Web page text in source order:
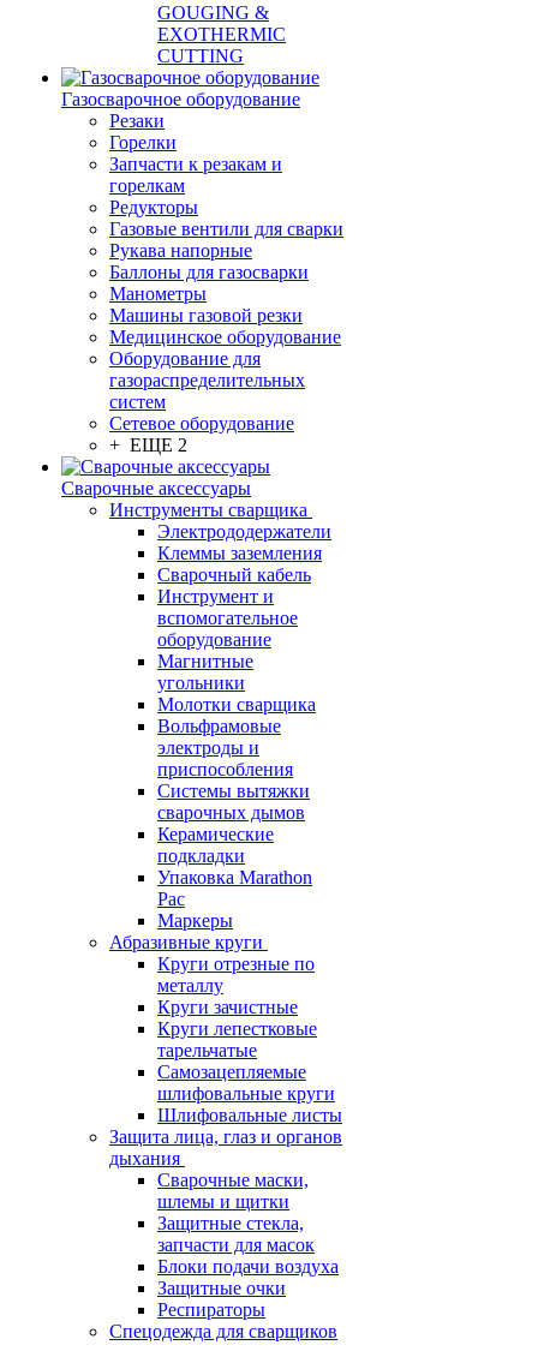
GOUGING &
EXOTHERMIC
CUTTING
Газосварочное оборудование
Резаки
Горелки
Запчасти к резакам и
горелкам
Редукторы
Газовые вентили для сварки
Рукава напорные
Баллоны для газосварки
Манометры
Машины газовой резки
Медицинское оборудование
Оборудование для
газораспределительных
систем
Сетевое оборудование
+ ЕЩЕ 2
Сварочные аксессуары
Инструменты сварщика
Электрододержатели
Клеммы заземления
Сварочный кабель
Инструмент и
вспомогательное
оборудование
Магнитные
угольники
Молотки сварщика
Вольфрамовые
электроды и
приспособления
Системы вытяжки
сварочных дымов
Керамические
подкладки
Упаковка Marathon
Pac
Маркеры
Абразивные круги
Круги отрезные по
металлу
Круги зачистные
Круги лепестковые
тарельчатые
Самозацепляемые
шлифовальные круги
Шлифовальные листы
Защита лица, глаз и органов
дыхания
Сварочные маски,
шлемы и щитки
Защитные стекла,
запчасти для масок
Блоки подачи воздуха
Защитные очки
Респираторы
Спецодежда для сварщиков